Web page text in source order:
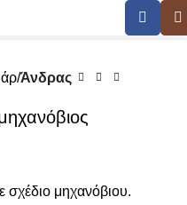
Άνδρας
σχέδιο μηχανόβιου.